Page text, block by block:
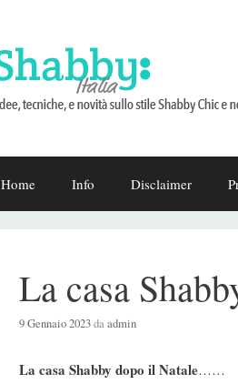
Home Info Disclaimer
La casa
9 Gennaio 2023daadmin
La casa Shabby dopo il Natale……